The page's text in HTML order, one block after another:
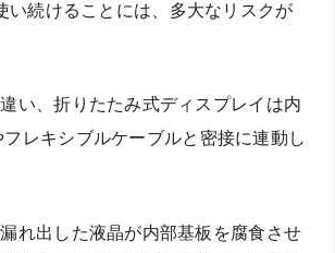
い続けることには、多大なリスクが
い、折りたたみ式ディスプレイは内
フレキシブルケーブルと密接に連動し
れ出した液晶が内部基板を腐食させ